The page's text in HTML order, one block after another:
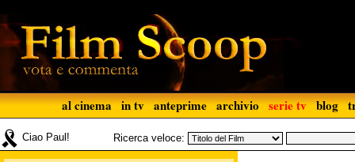
al cinema in tv anteprime archivio serie tv blog
Ciao Paul! Ricerca veloce: